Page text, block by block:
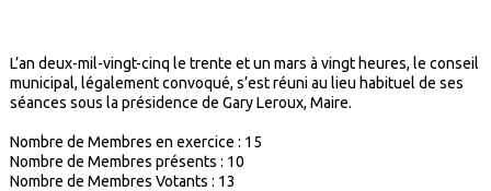
L’an deux-mil-vingt-cinq le trente et un mars à vingt heures, le conseil
municipal, légalement convoqué, s’est réuni au lieu habituel de ses
séances sous la présidence de Gary Leroux, Maire.
Nombre de Membres en exercice : 15
Nombre de Membres présents : 10
Nombre de Membres Votants : 13